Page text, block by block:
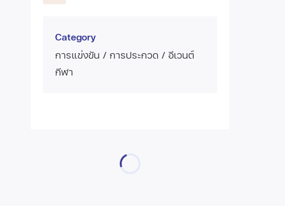
Category
การแข่งขัน / การประกวด / อีเวนต์
กีฬา